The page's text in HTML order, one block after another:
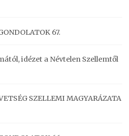
67.
idézet a Névtelen Szellemtől
SZELLEMI MAGYARÁZATA